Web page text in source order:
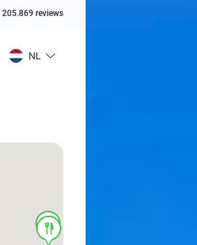
205.869 reviews
NL
food
food